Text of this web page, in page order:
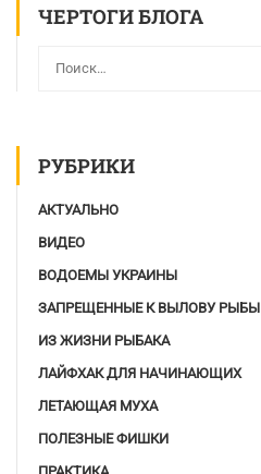
ЧЕРТОГИ БЛОГА
РУБРИКИ
АКТУАЛЬНО
ВИДЕО
ВОДОЕМЫ УКРАИНЫ
ЗАПРЕЩЕННЫЕ К ВЫЛОВУ РЫБЫ
ИЗ ЖИЗНИ РЫБАКА
ЛАЙФХАК ДЛЯ НАЧИНАЮЩИХ
ЛЕТАЮЩАЯ МУХА
ПОЛЕЗНЫЕ ФИШКИ
ПРАКТИКА